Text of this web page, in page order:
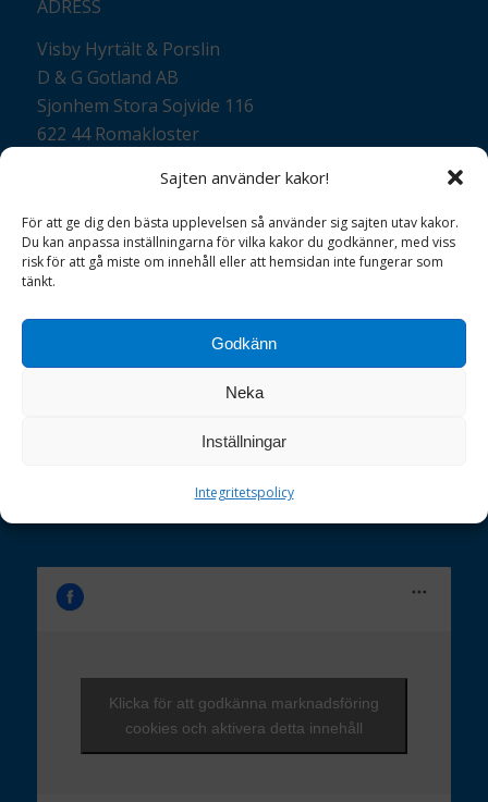
Sajten använder kakor!
För att ge dig den bästa upplevelsen så använder sig sajten utav kakor.
Du kan anpassa inställningarna för vilka kakor du godkänner, med viss
risk för att gå miste om innehåll eller att hemsidan inte fungerar som
tänkt.
Godkänn
Neka
Inställningar
Integritetspolicy
ADRESS
Visby Hyrtält & Porslin
D & G Gotland AB
Sjonhem Stora Sojvide 116
622 44 Romakloster
E-POST
info@vht.se
Klicka för att godkänna marknadsföring
cookies och aktivera detta innehåll